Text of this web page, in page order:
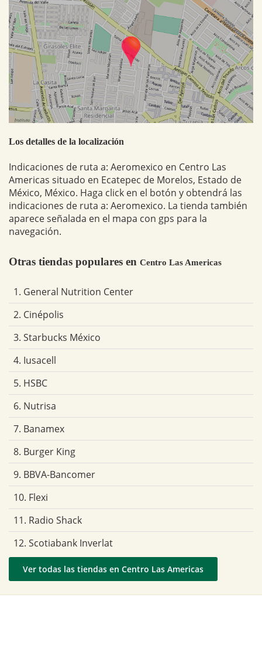
Los detalles de la localización
Indicaciones de ruta a: Aeromexico en Centro Las
Americas situado en Ecatepec de Morelos, Estado de
México, México. Haga click en el botón y obtendrá las
indicaciones de ruta a: Aeromexico. La tienda también
aparece señalada en el mapa con gps para la
navegación.
Otras tiendas populares en Centro Las Americas
1. General Nutrition Center
2. Cinépolis
3. Starbucks México
4. Iusacell
5. HSBC
6. Nutrisa
7. Banamex
8. Burger King
9. BBVA-Bancomer
10. Flexi
11. Radio Shack
12. Scotiabank Inverlat
Ver todas las tiendas en Centro Las Americas